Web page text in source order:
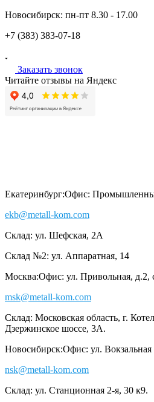
Новосибирск: пн-пт 8.30 - 17.00
+7 (383) 383-07-18
Заказать звонок
Читайте отзывы на Яндекс
Екатеринбург:Офис:
ekb@metall-kom.com
Склад: ул. Шефская, 2А
Склад №2: ул. Аппаратная, 14
Москва:Офис: ул. Привольная, д.2,
msk@metall-kom.com
Склад: Московская область, г.
Дзержинское шоссе, 3А.
Новосибирск:Офис: ул. Вокзальная
nsk@metall-kom.com
Склад: ул. Станционная 2-я, 30 к9.